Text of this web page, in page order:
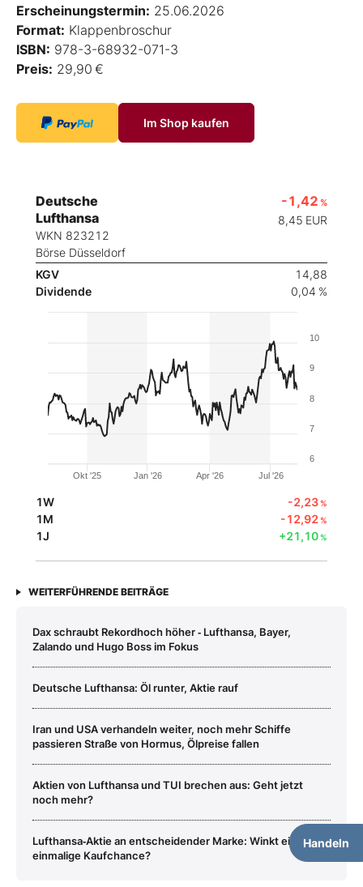
Erscheinungstermin: 25.06.2026
Format: Klappenbroschur
ISBN: 978-3-68932-071-3
Preis: 29,90 €
Im Shop kaufen
Deutsche
Lufthansa
WKN 823212
Börse Düsseldorf
-1,42 %
8,45 EUR
KGV
14,88
Dividende
0,04 %
Handeln
Okt '25 Jan '26 Apr '26 Jul '26
6
7
8
9
10
1W -2,23%
1M -12,92%
1J +21,10%
WEITERFÜHRENDE BEITRÄGE
Dax schraubt Rekordhoch höher ‑ Lufthansa, Bayer,
Zalando und Hugo Boss im Fokus
Deutsche Lufthansa: Öl runter, Aktie rauf
Iran und USA verhandeln weiter, noch mehr Schiffe
passieren Straße von Hormus, Ölpreise fallen
Aktien von Lufthansa und TUI brechen aus: Geht jetzt
noch mehr?
Lufthansa‑Aktie an entscheidender Marke: Winkt eine
einmalige Kaufchance?